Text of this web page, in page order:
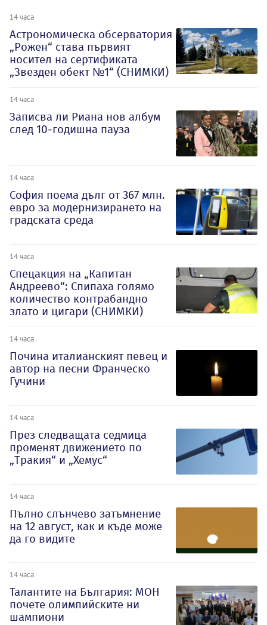
14 часа
Астрономическа обсерватория
„Рожен“ става първият
носител на сертификата
„Звезден обект №1“ (СНИМКИ)
14 часа
Записва ли Риана нов албум
след 10-годишна пауза
14 часа
София поема дълг от 367 млн.
евро за модернизирането на
градската среда
14 часа
Спецакция на „Капитан
Андреево“: Спипаха голямо
количество контрабандно
злато и цигари (СНИМКИ)
14 часа
Почина италианският певец и
автор на песни Франческо
Гучини
14 часа
През следващата седмица
променят движението по
„Тракия“ и „Хемус“
14 часа
Пълно слънчево затъмнение
на 12 август, как и къде може
да го видите
14 часа
Талантите на България: МОН
почете олимпийските ни
шампиони